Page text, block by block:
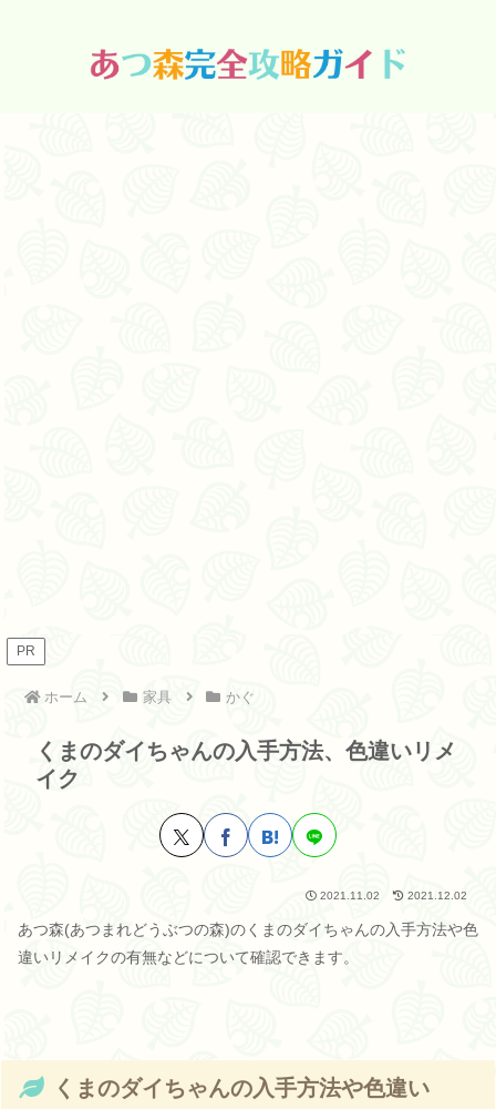
PR
ホーム 家具 かぐ
くまのダイちゃんの入手方法、色違いリメ
イク
2021.11.02 2021.12.02
あつ森(あつまれどうぶつの森)のくまのダイちゃんの入手方法や色
違いリメイクの有無などについて確認できます。
くまのダイちゃんの入手方法や色違い